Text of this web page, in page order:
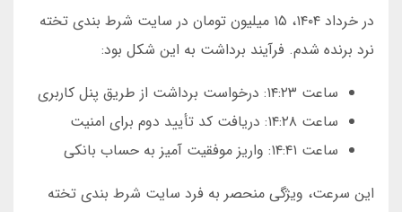
در خرداد ۱۴۰۴، ۱۵ میلیون تومان در سایت شرط بندی تخته
نرد برنده شدم. فرآیند برداشت به این شکل بود:
ساعت ۱۴:۲۳: درخواست برداشت از طریق پنل کاربری
ساعت ۱۴:۲۸: دریافت کد تأیید دوم برای امنیت
ساعت ۱۴:۴۱: واریز موفقیت آمیز به حساب بانکی
این سرعت، ویژگی منحصر به فرد سایت شرط بندی تخته